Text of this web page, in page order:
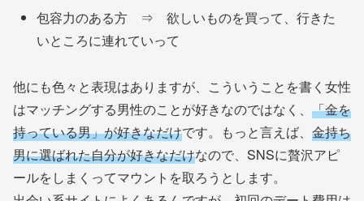
包容力のある方 ⇒ 欲しいものを買って、行きた
いところに連れていって
他にも色々と表現はありますが、こういうことを書く女性
はマッチングする男性のことが好きなのではなく、 「金を
持っている男」が好きなだけです。もっと言えば、 金持ち
男に選ばれた自分が好きなだけなので、SNSに贅沢アピ
ールをしまくってマウントを取ろうとします。